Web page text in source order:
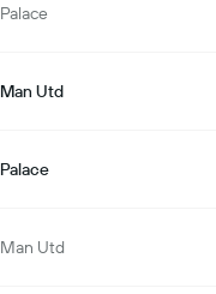
Palace
Man Utd
Palace
Man Utd